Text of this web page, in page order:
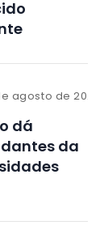
agosto de 2026
dá
da